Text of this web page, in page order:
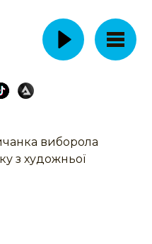
виборола
з художньої